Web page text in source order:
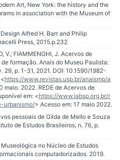
Art, New York: the history and the
in association with the Museum of
Alfred H. Barr and Philip
Press, 2015.p.232
V.; FIAMMENGHI, J. Acervos de
formação. Anais do Museu Paulista:
p. 1-31, 2021. DOI: 10.1590/1982-
https://www.revistas.usp.br/anaismp/a
maio. 2022. REDE de Acervos de
em: <https://www.iabsp.org.br/r
urbanismo/> Acesso em: 17 maio 2022.
pessoais de Gilda de Mello e Souza
de Estudos Brasileiros, n. 76, p.
no Núcleo de Estudos
computadorizados. 2019.